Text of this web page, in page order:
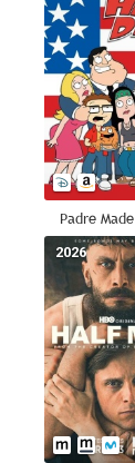
Padre
2026